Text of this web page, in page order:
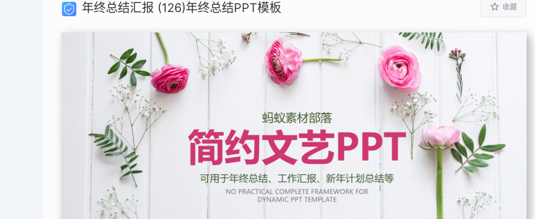
年终总结汇报 (126)年终总结PPT模板 收藏